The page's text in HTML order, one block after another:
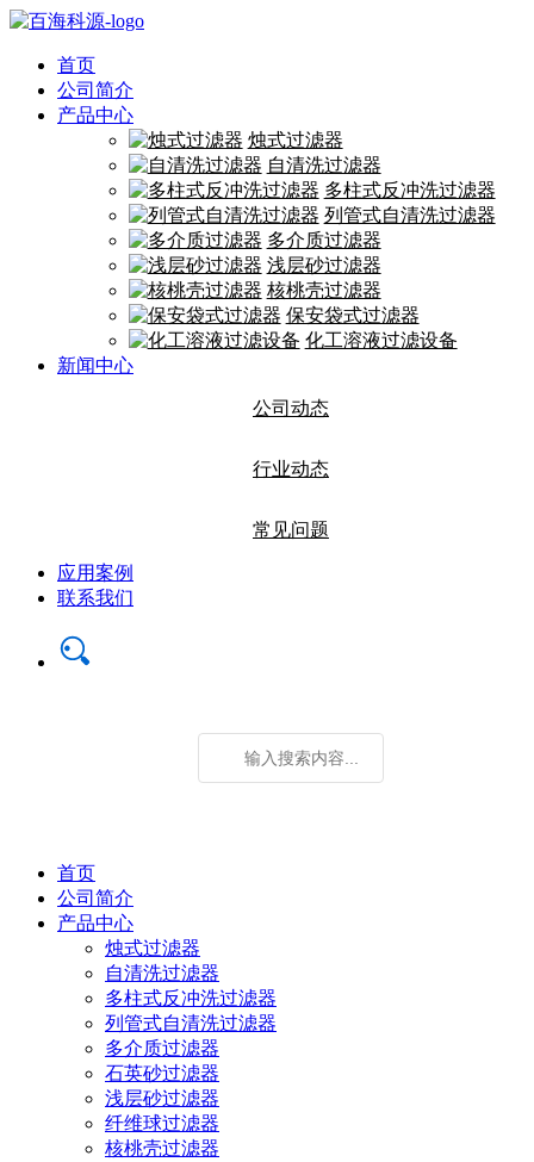
首页
公司简介
产品中心
烛式过滤器
自清洗过滤器
多柱式反冲洗过滤器
列管式自清洗过滤器
多介质过滤器
浅层砂过滤器
核桃壳过滤器
保安袋式过滤器
化工溶液过滤设备
新闻中心
公司动态
行业动态
常见问题
应用案例
联系我们
首页
公司简介
产品中心
烛式过滤器
自清洗过滤器
多柱式反冲洗过滤器
列管式自清洗过滤器
多介质过滤器
石英砂过滤器
浅层砂过滤器
纤维球过滤器
核桃壳过滤器